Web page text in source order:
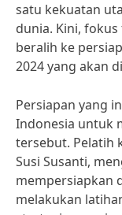
satu kekuatan
dunia. Kini,
beralih ke
2024 yang akan
Persiapan yang
Indonesia untuk
tersebut. Pelatih
Susi Susanti,
mempersiapkan
melakukan